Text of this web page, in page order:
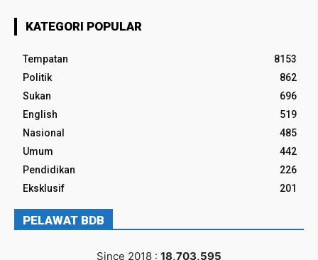
KATEGORI POPULAR
Tempatan
8153
Politik
862
Sukan
696
English
519
Nasional
485
Umum
442
Pendidikan
226
Eksklusif
201
PELAWAT BDB
Since 2018 : 18,703,595